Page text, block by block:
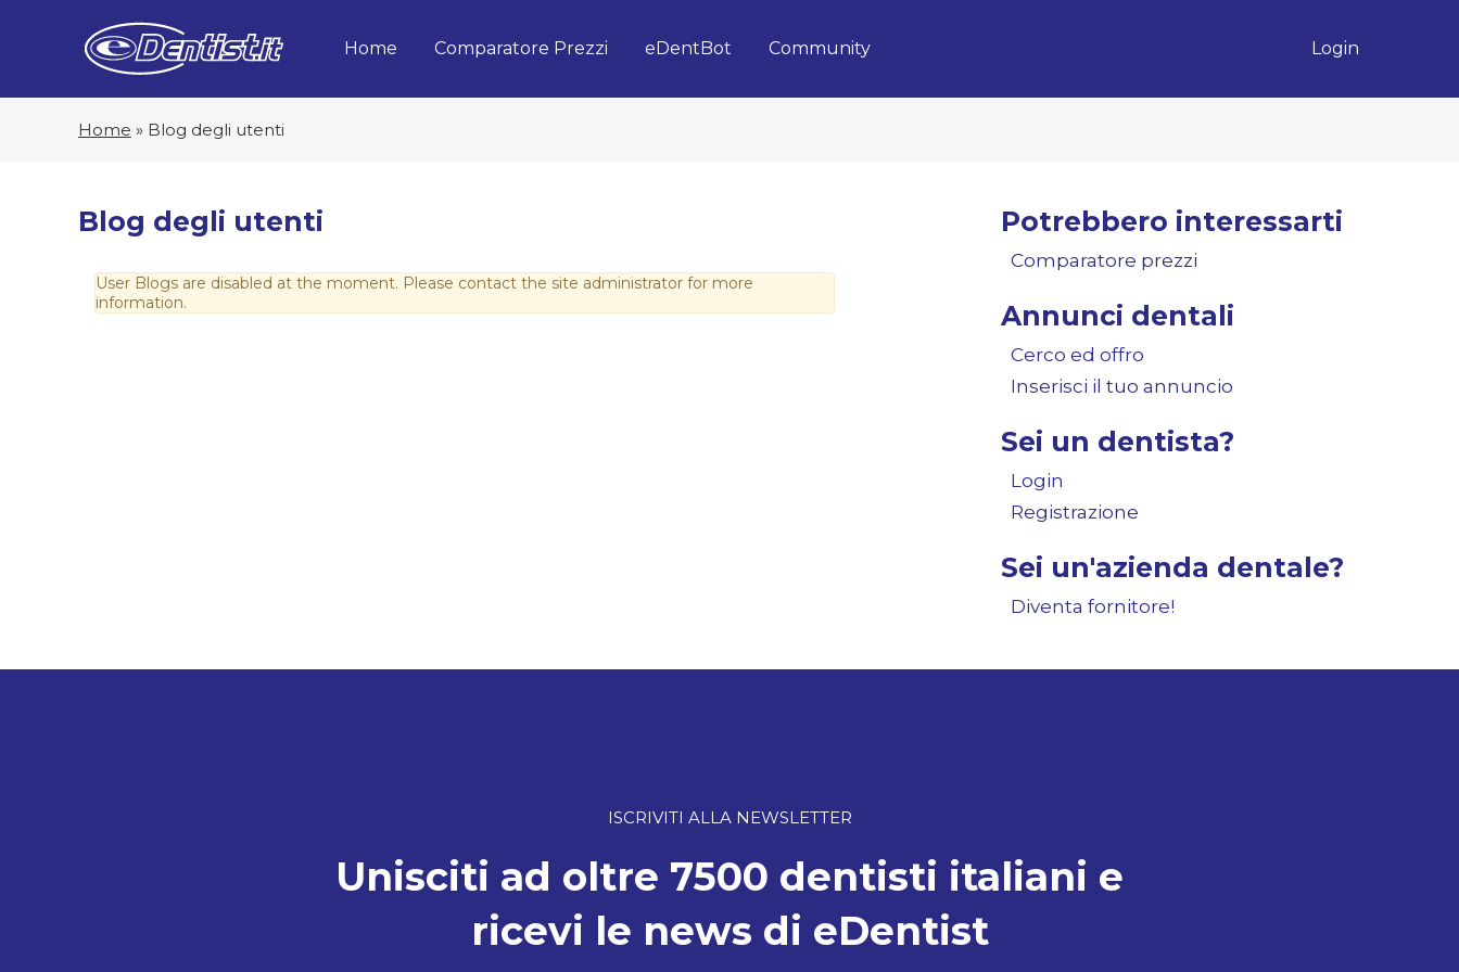
Home Comparatore Prezzi eDentBot Community Login
Home » Blog degli utenti
Blog degli utenti
User Blogs are disabled at the moment. Please contact the site administrator for more
information.
Potrebbero interessarti
Comparatore prezzi
Annunci dentali
Cerco ed offro
Inserisci il tuo annuncio
Sei un dentista?
Login
Registrazione
Sei un'azienda dentale?
Diventa fornitore!
ISCRIVITI ALLA NEWSLETTER
Unisciti ad oltre 7500 dentisti italiani e
ricevi le news di eDentist